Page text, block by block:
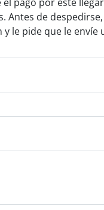
Antes de
le pide que le envíe